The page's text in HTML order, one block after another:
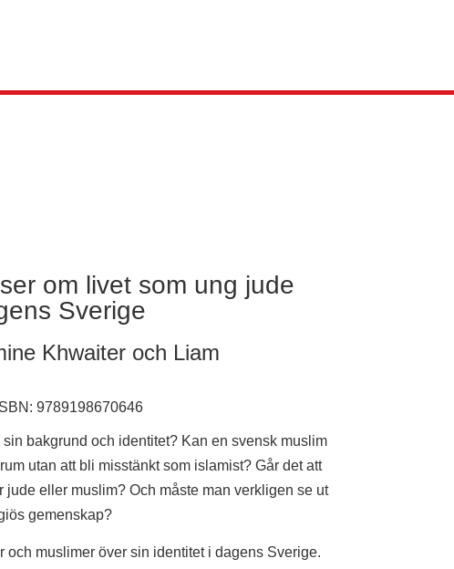
om livet som ung jude
Sverige
Khwaiter och Liam
ISBN: 9789198670646
bakgrund och identitet? Kan en svensk muslim
utan att bli misstänkt som islamist? Går det att
eller muslim? Och måste man verkligen se ut
gemenskap?
och muslimer över sin identitet i dagens Sverige.